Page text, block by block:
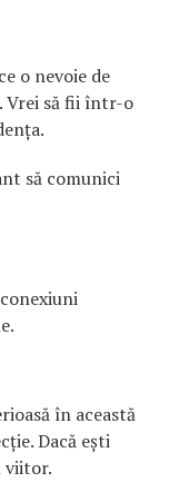
o nevoie de
Vrei să fii într-o
să comunici
în această
Dacă ești
viitor.